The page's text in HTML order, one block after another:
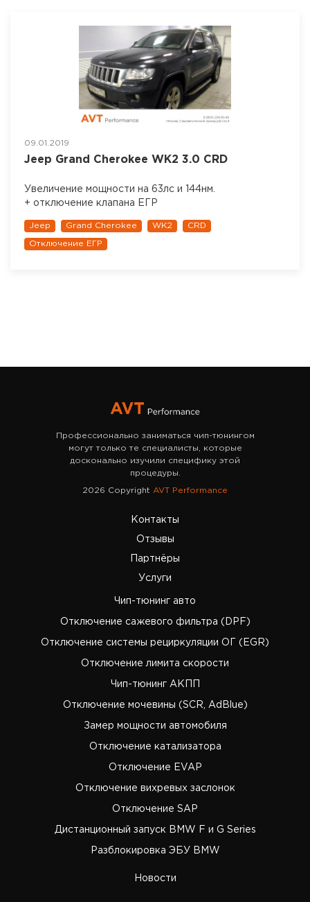
09.01.2019
Jeep Grand Cherokee WK2 3.0 CRD
Увеличение мощности на 63лс и 144нм.
+ отключение клапана ЕГР
Jeep Grand Cherokee WK2 CRD
Отключение ЕГР
Профессионально заниматься чип-тюнингом
могут только те специалисты, которые
досконально изучили специфику этой
процедуры.
2026 Copyright AVT Performance
Новости
Услуги
Чип-тюнинг авто
Отключение сажевого фильтра (DPF)
Отключение системы рециркуляции ОГ (EGR)
Отключение лимита скорости
Чип-тюнинг АКПП
Отключение мочевины (SCR, AdBlue)
Замер мощности автомобиля
Отключение катализатора
Отключение EVAP
Отключение вихревых заслонок
Отключение SAP
Дистанционный запуск BMW F и G Series
Разблокировка ЭБУ BMW
Партнёры
Отзывы
Контакты